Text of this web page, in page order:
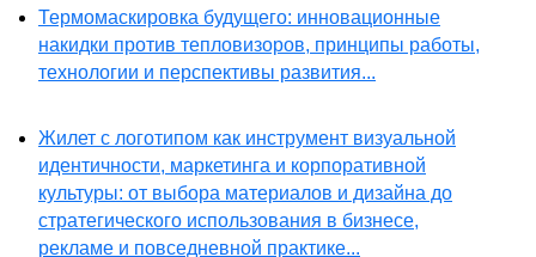
Термомаскировка будущего: инновационные
накидки против тепловизоров, принципы работы,
технологии и перспективы развития...
Жилет с логотипом как инструмент визуальной
идентичности, маркетинга и корпоративной
культуры: от выбора материалов и дизайна до
стратегического использования в бизнесе,
рекламе и повседневной практике...